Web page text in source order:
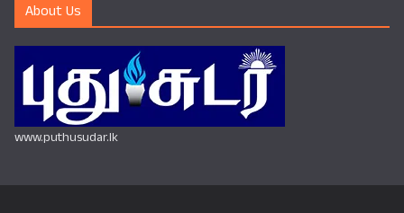
About Us
www.puthusudar.lk